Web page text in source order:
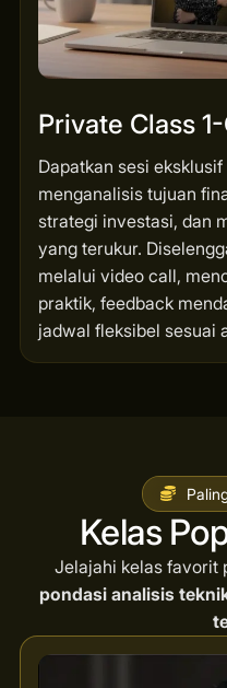
Private Class
Dapatkan sesi
menganalisis tujuan
strategi investasi, dan
yang terukur.
melalui video call,
praktik, feedback
jadwal fleksibel sesuai
Kelas
Jelajahi kelas favorit
pondasi analisis